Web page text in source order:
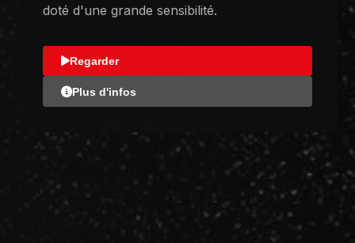
doté d'une grande sensibilité.
Regarder
Plus d'infos